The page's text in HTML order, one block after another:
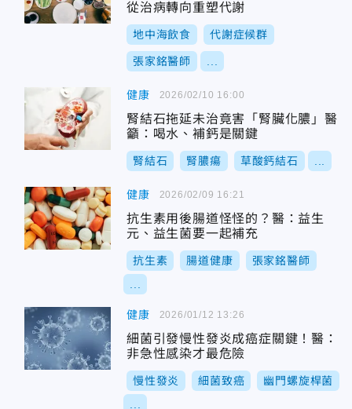
從治病轉向重塑代謝
地中海飲食 代謝症候群
張家銘醫師
健康
腎結石拖延未治竟害「腎臟化膿」醫
籲：喝水、補鈣是關鍵
腎結石 腎膿瘍 草酸鈣結石
2026/02/10 16:00
健康
抗生素用後腸道怪怪的？醫：益生
元、益生菌要一起補充
抗生素 腸道健康 張家銘醫師
2026/02/09 16:21
健康
細菌引發慢性發炎成癌症關鍵！醫：
非急性感染才最危險
慢性發炎 細菌致癌 幽門螺旋桿菌
2026/01/12 13:26